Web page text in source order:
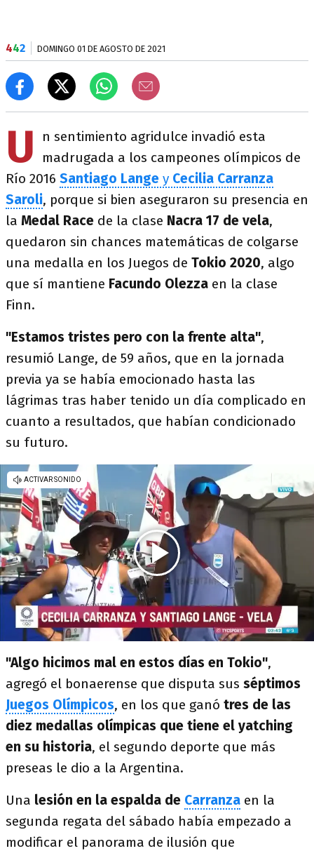
442 DOMINGO 01 DE AGOSTO DE 2021
U
n sentimiento agridulce invadió esta
madrugada a los campeones olímpicos de
Río 2016 Santiago Lange y Cecilia Carranza
Saroli, porque si bien aseguraron su presencia en
la Medal Race de la clase Nacra 17 de vela,
quedaron sin chances matemáticas de colgarse
una medalla en los Juegos de Tokio 2020, algo
que sí mantiene Facundo Olezza en la clase
Finn.
"Estamos tristes pero con la frente alta",
resumió Lange, de 59 años, que en la jornada
previa ya se había emocionado hasta las
lágrimas tras haber tenido un día complicado en
cuanto a resultados, que habían condicionado
su futuro.
"Algo hicimos mal en estos días en Tokio",
agregó el bonaerense que disputa sus séptimos
Juegos Olímpicos, en los que ganó tres de las
diez medallas olímpicas que tiene el yatching
en su historia, el segundo deporte que más
preseas le dio a la Argentina.
Una lesión en la espalda de Carranza en la
segunda regata del sábado había empezado a
modificar el panorama de ilusión que